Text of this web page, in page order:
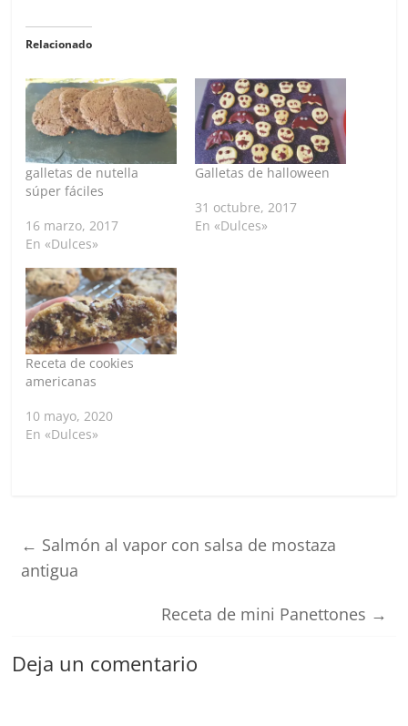
Relacionado
galletas de nutella
súper fáciles
16 marzo, 2017
En «Dulces»
Galletas de halloween
31 octubre, 2017
En «Dulces»
Receta de cookies
americanas
10 mayo, 2020
En «Dulces»
← Salmón al vapor con salsa de mostaza
antigua
Receta de mini Panettones →
Deja un comentario